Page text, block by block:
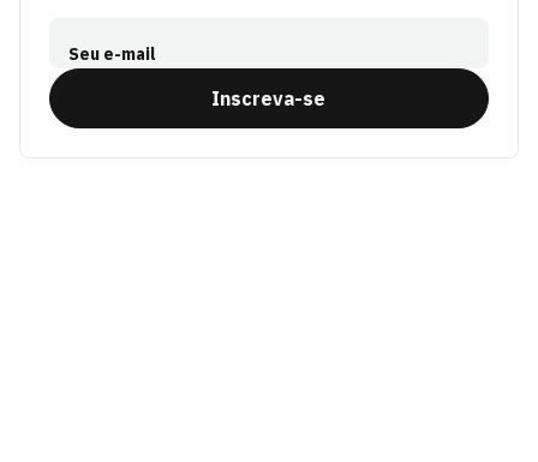
Seu e-mail
Inscreva-se